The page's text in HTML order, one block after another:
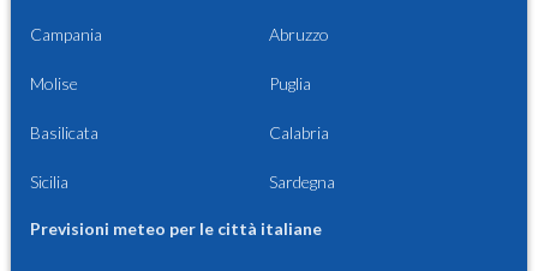
Campania Abruzzo
Molise Puglia
Basilicata Calabria
Sicilia Sardegna
Previsioni meteo per le città italiane